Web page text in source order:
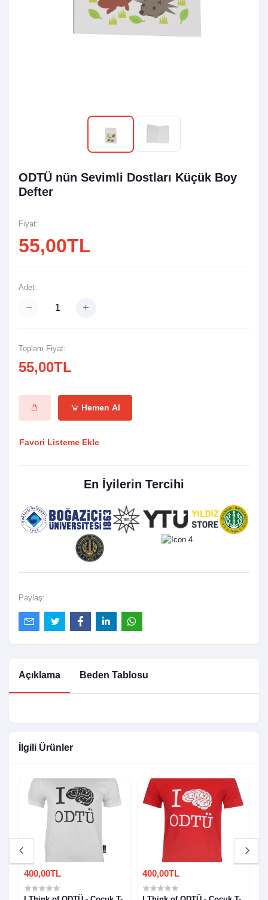
ODTÜ nün Sevimli Dostları Küçük Boy
Defter
Fiyat:
55,00TL
Adet:
Toplam Fiyat:
55,00TL
Hemen Al
Favori Listeme Ekle
En İyilerin Tercihi
Paylaş:
Açıklama Beden Tablosu
İlgili Ürünler
400,00TL 400,00TL